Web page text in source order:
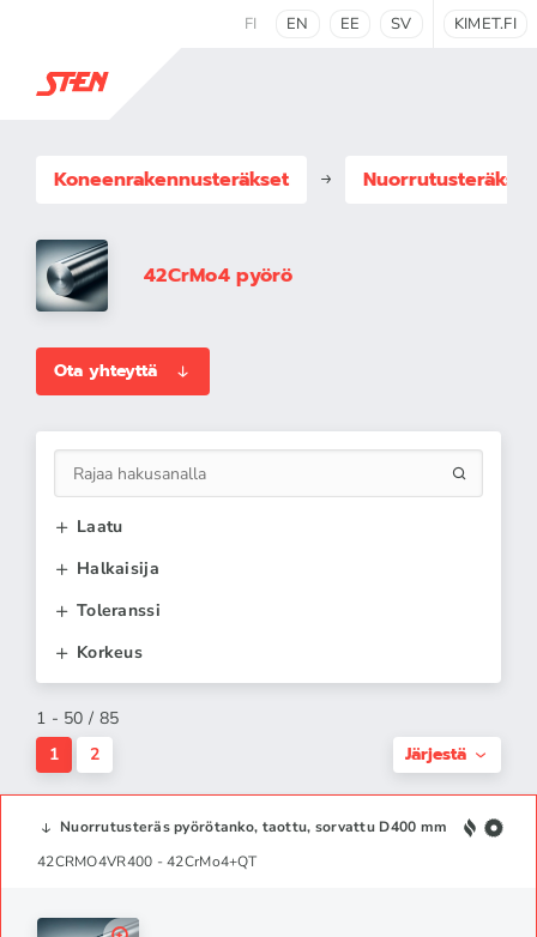
FI EN EE SV KIMET.FI
Koneenrakennus­teräkset Nuorrutusteräkset
42CrMo4 pyörö
Ota yhteyttä
Laatu
Halkaisija
Toleranssi
Korkeus
1 - 50 / 85
1
2 Järjestä
Nuorrutusteräs pyörötanko, taottu, sorvattu D400 mm
42CRMO4VR400 - 42CrMo4+QT